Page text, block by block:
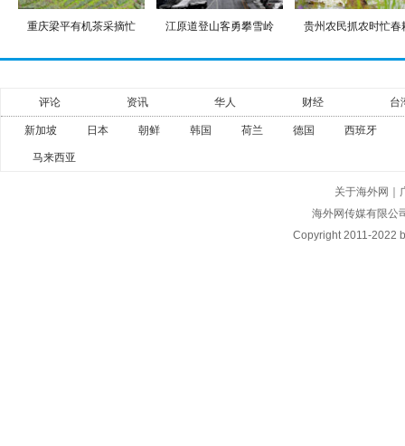
重庆梁平有机茶采摘忙 江原道登山客勇攀雪岭 贵州农民抓农时忙春
评论 资讯 华人 财经 台
新加坡 日本 朝鲜 韩国 荷兰 德国 西班牙
马来西亚
关于海外网
海外网传媒有限公
Copyright2011-2022